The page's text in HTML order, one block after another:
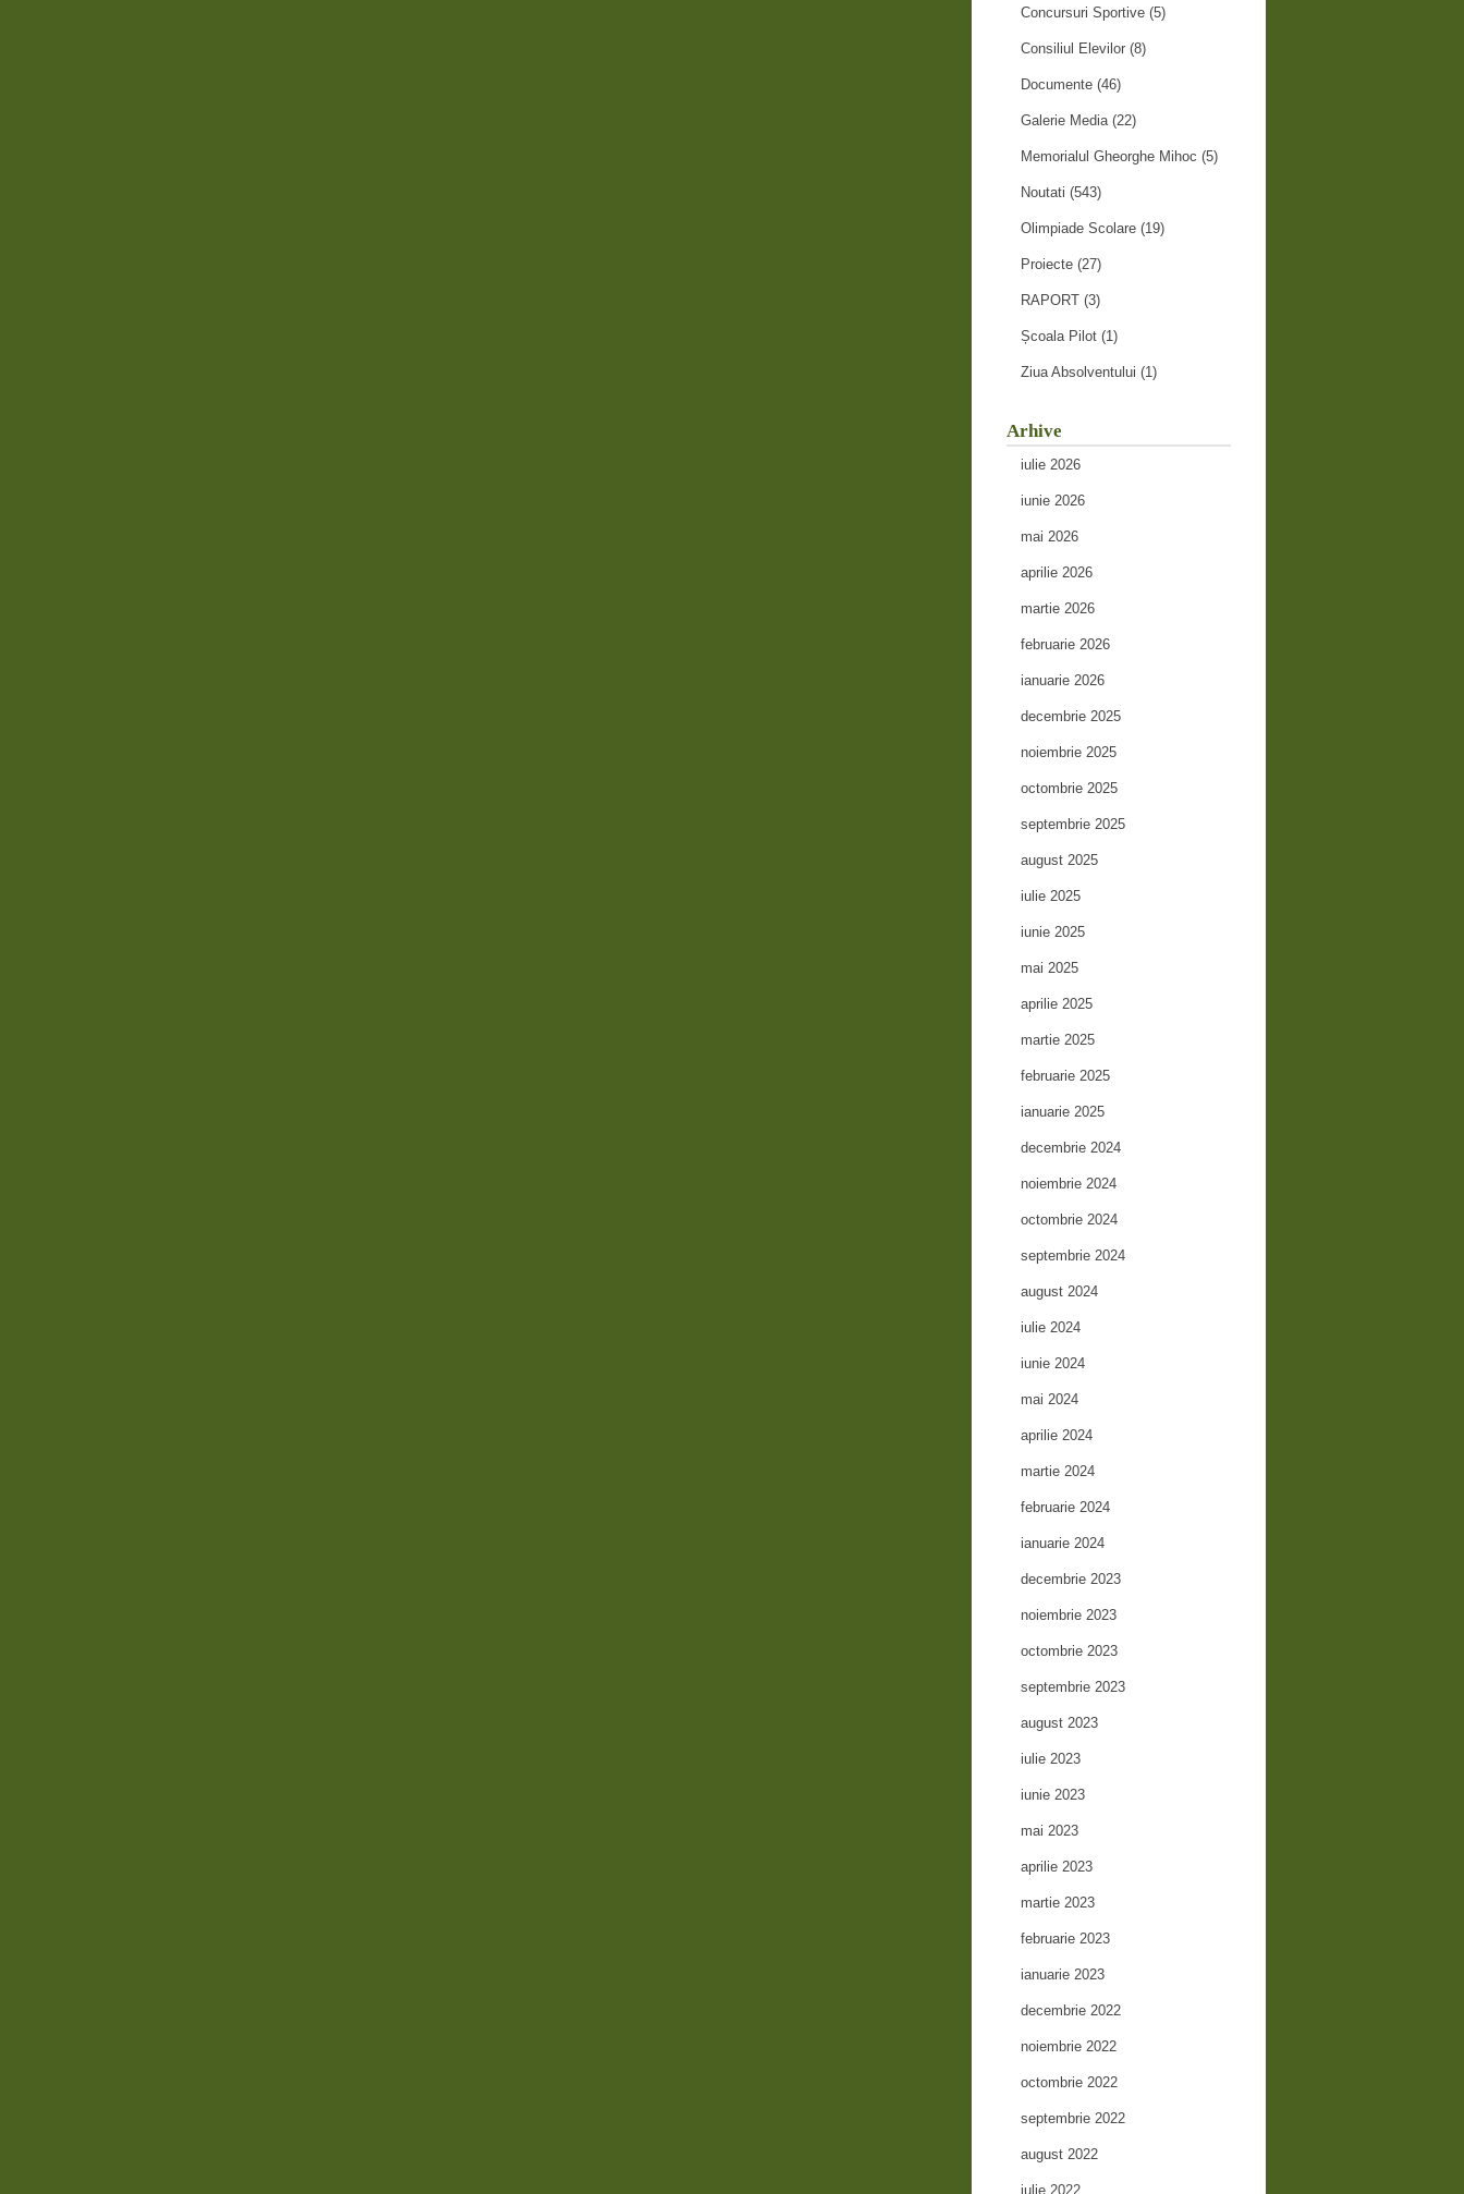
Concursuri Sportive (5)
Consiliul Elevilor (8)
Documente (46)
Galerie Media (22)
Memorialul Gheorghe Mihoc (5)
Noutati (543)
Olimpiade Scolare (19)
Proiecte (27)
RAPORT (3)
Școala Pilot (1)
Ziua Absolventului (1)
Arhive
iulie 2026
iunie 2026
mai 2026
aprilie 2026
martie 2026
februarie 2026
ianuarie 2026
decembrie 2025
noiembrie 2025
octombrie 2025
septembrie 2025
august 2025
iulie 2025
iunie 2025
mai 2025
aprilie 2025
martie 2025
februarie 2025
ianuarie 2025
decembrie 2024
noiembrie 2024
octombrie 2024
septembrie 2024
august 2024
iulie 2024
iunie 2024
mai 2024
aprilie 2024
martie 2024
februarie 2024
ianuarie 2024
decembrie 2023
noiembrie 2023
octombrie 2023
septembrie 2023
august 2023
iulie 2023
iunie 2023
mai 2023
aprilie 2023
martie 2023
februarie 2023
ianuarie 2023
decembrie 2022
noiembrie 2022
octombrie 2022
septembrie 2022
august 2022
iulie 2022